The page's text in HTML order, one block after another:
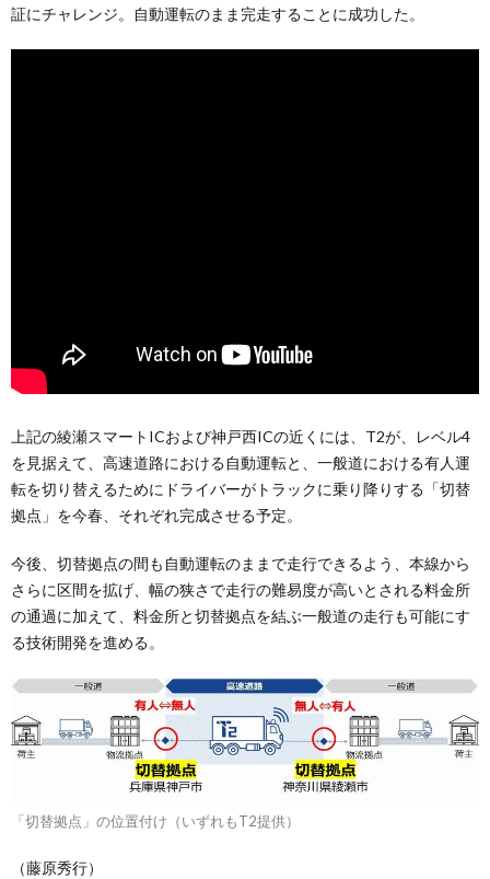
証にチャレンジ。自動運転のまま完走することに成功した。
上記の綾瀬スマートICおよび神戸西ICの近くには、T2が、レベル4
を見据えて、高速道路における自動運転と、一般道における有人運
転を切り替えるためにドライバーがトラックに乗り降りする「切替
拠点」を今春、それぞれ完成させる予定。
今後、切替拠点の間も自動運転のままで走行できるよう、本線から
さらに区間を拡げ、幅の狭さで走行の難易度が高いとされる料金所
の通過に加えて、料金所と切替拠点を結ぶ一般道の走行も可能にす
る技術開発を進める。
「切替拠点」の位置付け（いずれもT2提供）
（藤原秀行）